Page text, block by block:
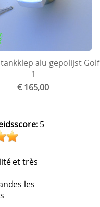
alu gepolijst Golf
1
€ 165,00
5
et très
les